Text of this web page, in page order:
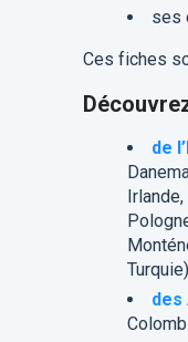
ses
Ces fiches
de
Turquie)
des